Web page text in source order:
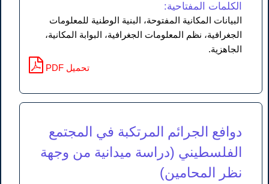
الكلمات المفتاحية:
البيانات المكانية المفتوحة، البنية الوطنية للمعلومات
الجغرافية، نظم المعلومات الجغرافية، البوابة المكانية،
الجاهزية.
PDF تحميل
دوافع الجرائم المرتكبة في المجتمع
الفلسطيني (دراسة ميدانية من وجهة
نظر المحامين)